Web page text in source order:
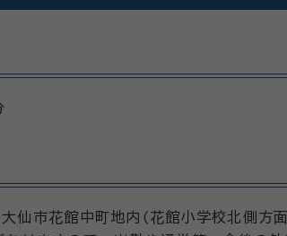
仙市花館中町地内(花館小学校北側方